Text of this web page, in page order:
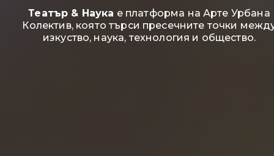
Театър & Наука е платформа на Арте Урбана
Колектив, която търси пресечните точки
изкуство, наука, технология и общество.